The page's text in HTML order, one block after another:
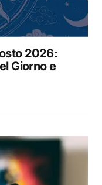
2026:
Giorno e